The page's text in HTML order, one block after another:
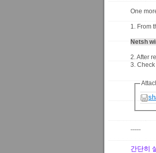
One
1. From
Netsh
2. After
3.
-----
간단히